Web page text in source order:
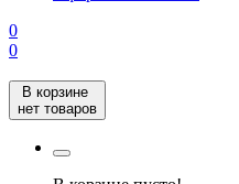
0
0
В корзине
нет товаров